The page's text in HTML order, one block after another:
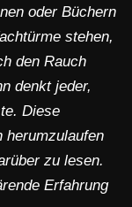
oder Büchern
stehen,
den Rauch
denkt jeder,
Diese
herumzulaufen
zu lesen.
Erfahrung